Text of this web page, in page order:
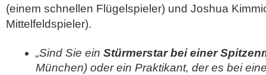
(einem schnellen Flügelspieler) und Joshua
Mittelfeldspieler).
„Sind Sie ein Stürmerstar bei einer
München) oder ein Praktikant, der es bei